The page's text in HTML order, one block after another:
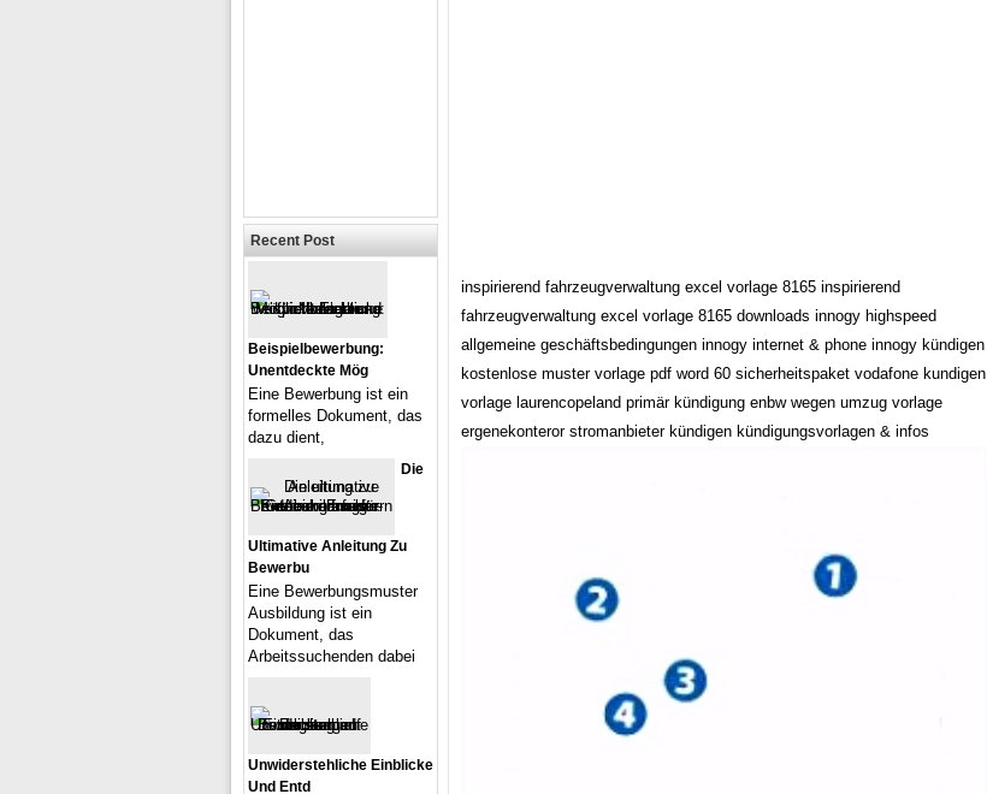
inspirierend fahrzeugverwaltung excel vorlage 8165 inspirierend
fahrzeugverwaltung excel vorlage 8165 downloads innogy highspeed
allgemeine geschäftsbedingungen innogy internet & phone innogy kündigen
kostenlose muster vorlage pdf word 60 sicherheitspaket vodafone kundigen
vorlage laurencopeland primär kündigung enbw wegen umzug vorlage
ergenekonteror stromanbieter kündigen kündigungsvorlagen & infos
Recent Post
Beispielbewerbung:
Unentdeckte Mög
Eine Bewerbung ist ein
formelles Dokument, das
dazu dient,
Die
Ultimative Anleitung Zu
Bewerbu
Eine Bewerbungsmuster
Ausbildung ist ein
Dokument, das
Arbeitssuchenden dabei
Unwiderstehliche Einblicke
Und Entd